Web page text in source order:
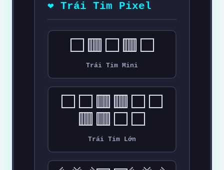
❤️ Trái Tim Pixel
⬜🟥⬜🟥⬜
Trái Tim Mini
⬜⬜🟥🟥⬜⬜
🟥🟥⬜⬜
Trái Tim Lớn